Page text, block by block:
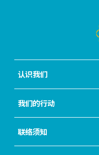
认识我们
我们的行动
联络须知